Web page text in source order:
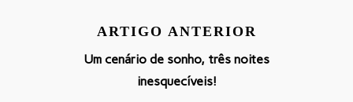
ARTIGO ANTERIOR
Um cenário de sonho, três noites
inesquecíveis!